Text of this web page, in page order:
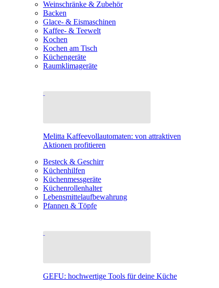
Weinschränke & Zubehör
Backen
Glace- & Eismaschinen
Kaffee- & Teewelt
Kochen
Kochen am Tisch
Küchengeräte
Raumklimageräte
Melitta Kaffeevollautomaten: von attraktiven
Aktionen profitieren
Besteck & Geschirr
Küchenhilfen
Küchenmessgeräte
Küchenrollenhalter
Lebensmittelaufbewahrung
Pfannen & Töpfe
GEFU: hochwertige Tools für deine Küche